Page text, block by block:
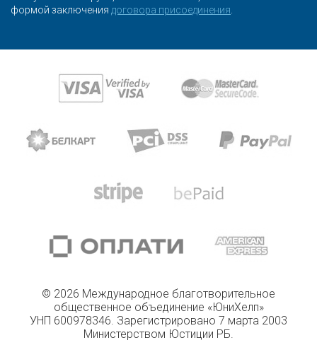
формой заключения договора присоединения
© 2026 Международное благотворительное
общественное объединение «ЮниХелп»
УНП 600978346. Зарегистрировано 7 марта 2003
Министерством Юстиции РБ.